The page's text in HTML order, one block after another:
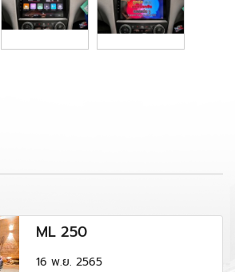
ML 250
16 พ.ย. 2565